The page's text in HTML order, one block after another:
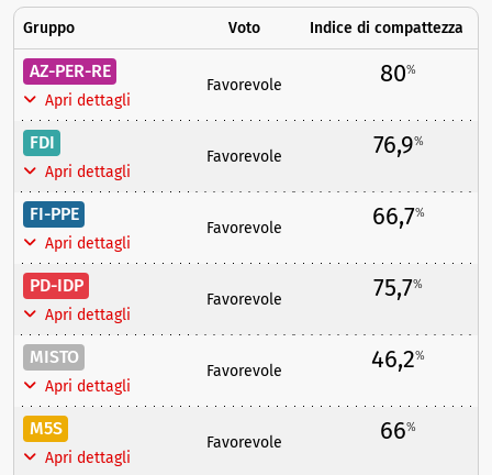
Gruppo Voto Indice di compattezza
AZ-PER-RE
Apri dettagli
Favorevole 80%
FDI
Apri dettagli
Favorevole 76,9%
FI-PPE
Apri dettagli
Favorevole 66,7%
PD-IDP
Apri dettagli
Favorevole 75,7%
MISTO
Apri dettagli
Favorevole 46,2%
M5S
Apri dettagli
Favorevole 66%